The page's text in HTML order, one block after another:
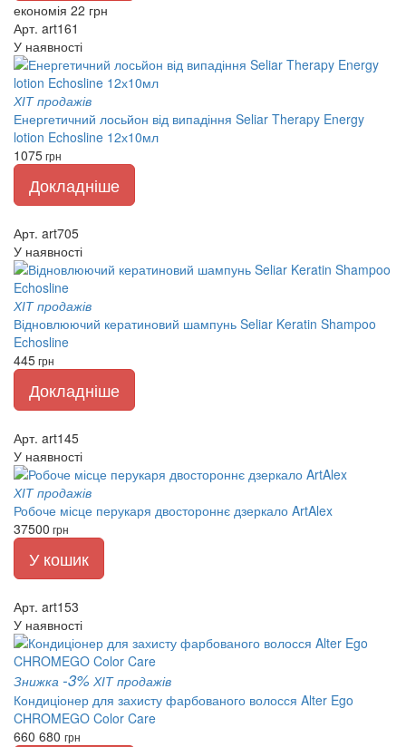
економія 22 грн
Арт. art161
У наявності
ХІТ продажів
Енергетичний лосьйон від випадіння Seliar Therapy Energy
lotion Echosline 12х10мл
1075грн
Докладніше
Арт. art705
У наявності
ХІТ продажів
Відновлюючий кератиновий шампунь Seliar Keratin Shampoo
Echosline
445грн
Докладніше
Арт. art145
У наявності
ХІТ продажів
Робоче місце перукаря двостороннє дзеркало ArtAlex
37500 грн
У кошик
Арт. art153
У наявності
Знижка -3% ХІТ продажів
Кондиціонер для захисту фарбованого волосся Alter Ego
CHROMEGO Color Care
660 680 грн